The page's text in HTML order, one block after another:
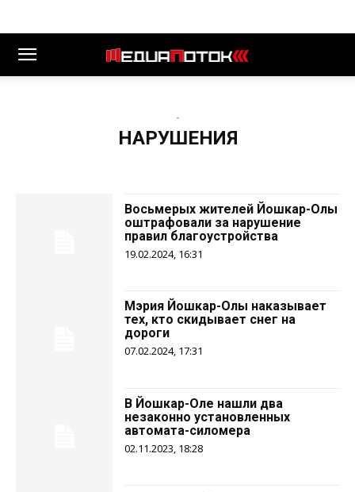
-
НАРУШЕНИЯ
Восьмерых жителей Йошкар-Олы
оштрафовали за нарушение
правил благоустройства
19.02.2024, 16:31
Мэрия Йошкар-Олы наказывает
тех, кто скидывает снег на
дороги
07.02.2024, 17:31
В Йошкар-Оле нашли два
незаконно установленных
автомата-силомера
02.11.2023, 18:28